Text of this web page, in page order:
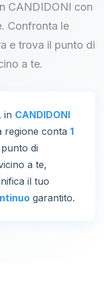
CANDIDONI con
Confronta le
e trova il punto di
a te.
in CANDIDONI
regione conta 1
di
a te,
il tuo
garantito.